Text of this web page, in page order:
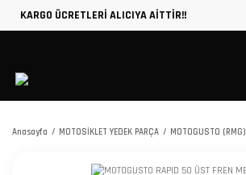
KARGO ÜCRETLERİ ALICIYA AİTTİR!!
Anasayfa MOTOSİKLET YEDEK PARÇA MOTOGUSTO (RMG)